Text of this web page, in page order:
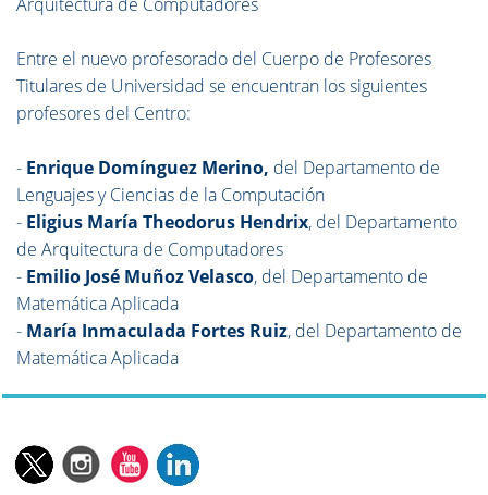
Entre el nuevo profesorado del Cuerpo de Profesores
Titulares de Universidad se encuentran los siguientes
profesores del Centro:
- Enrique Domínguez Merino, del Departamento de
Lenguajes y Ciencias de la Computación
- Eligius María Theodorus Hendrix, del Departamento
de Arquitectura de Computadores
- Emilio José Muñoz Velasco, del Departamento de
Matemática Aplicada
- María Inmaculada Fortes Ruiz, del Departamento de
Matemática Aplicada